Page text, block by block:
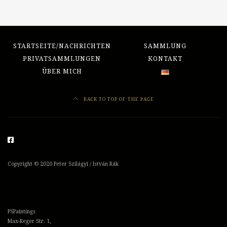
STARTSEITE/NACHRICHTEN
SAMMLUNG
PRIVATSAMMLUNGEN
KONTAKT
ÜBER MICH
BACK TO TOP OF THE PAGE
Copyright © 2020 Peter Szilágyi / István Rák
PSPaintings
Max-Reger Str. 1,